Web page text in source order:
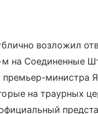
возложил
на Соединенные
премьер-министра
на траурных